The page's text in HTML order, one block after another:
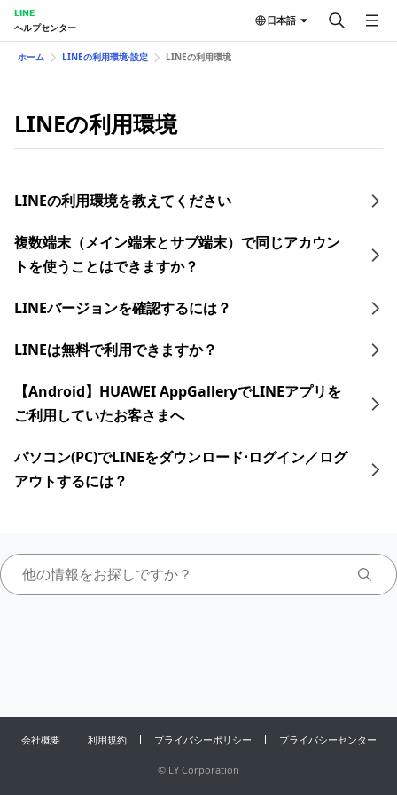
LINE
ヘルプセンター
日本語
ホーム LINEの利用環境⋅設定 LINEの利用環境
LINEの利用環境
LINEの利用環境を教えてください
複数端末（メイン端末とサブ端末）で同じアカウン
トを使うことはできますか？
LINEバージョンを確認するには？
LINEは無料で利用できますか？
【Android】HUAWEI AppGalleryでLINEアプリを
ご利用していたお客さまへ
パソコン(PC)でLINEをダウンロード⋅ログイン／ログ
アウトするには？
会社概要 利用規約 プライバシーポリシー プライバシーセンター
© LY Corporation